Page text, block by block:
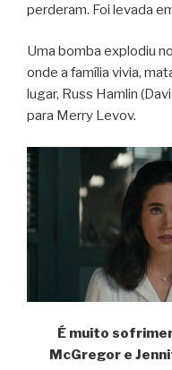
perderam. Foi levada
Uma bomba explodiu
onde a família vivia,
lugar, Russ Hamlin
para Merry Levov.
É muito
McGregor e